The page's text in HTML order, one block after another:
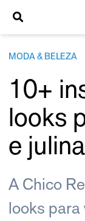
MODA & BELEZA
10+
looks
e
A Chico
looks para